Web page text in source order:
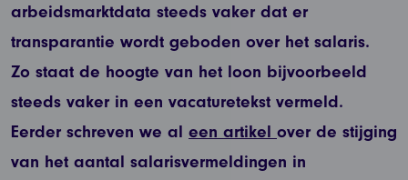
arbeidsmarktdata steeds vaker dat er
transparantie wordt geboden over het salaris.
Zo staat de hoogte van het loon bijvoorbeeld
steeds vaker in een vacaturetekst vermeld.
Eerder schreven we al een artikel over de stijging
van het aantal salarisvermeldingen in